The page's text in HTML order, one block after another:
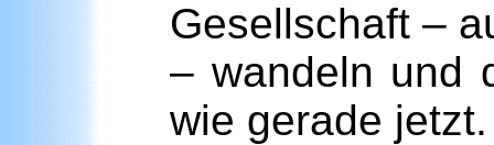
Gesellschaft –
– wandeln und
wie gerade jetzt.